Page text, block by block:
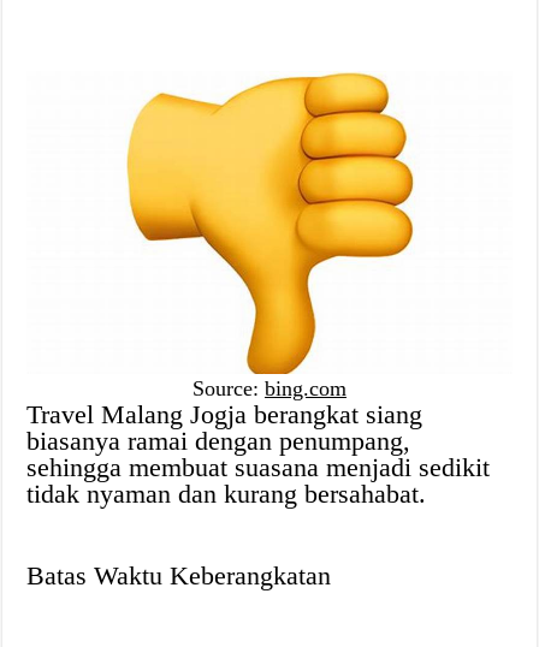
Source: bing.com
Travel Malang Jogja berangkat siang
biasanya ramai dengan penumpang,
sehingga membuat suasana menjadi sedikit
tidak nyaman dan kurang bersahabat.
Batas Waktu Keberangkatan